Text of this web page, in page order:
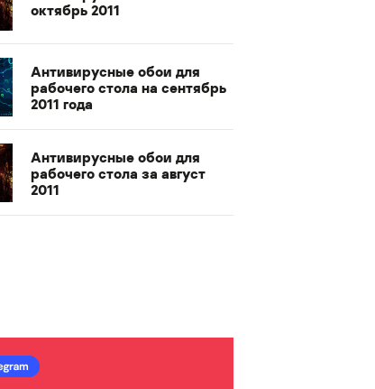
октябрь 2011
Антивирусные обои для
рабочего стола на сентябрь
2011 года
Антивирусные обои для
рабочего стола за август
2011